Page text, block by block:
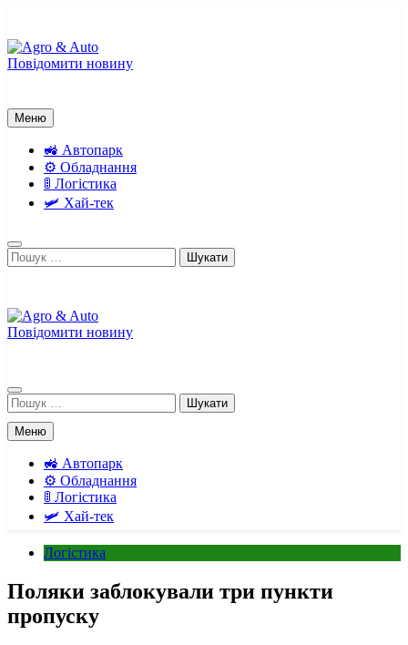
вмісту
Повідомити новину
Меню
🚜 Автопарк
⚙️ Обладнання
🚦 Логістика
🛩️ Хай-тек
Пошук:
Повідомити новину
Пошук:
Меню
🚜 Автопарк
⚙️ Обладнання
🚦 Логістика
🛩️ Хай-тек
Логістика
Поляки заблокували три пункти
пропуску